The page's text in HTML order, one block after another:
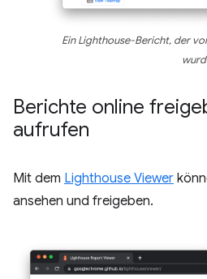
Ein Lighthouse-Bericht, der
Berichte online
aufrufen
Mit dem Lighthouse Viewer
ansehen und freigeben.